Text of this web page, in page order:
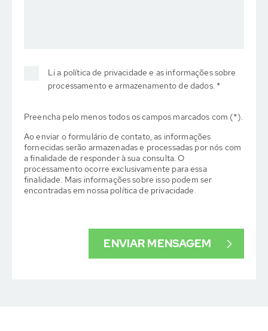
Li a política de privacidade e as informações sobre
processamento e armazenamento de dados. *
Preencha pelo menos todos os campos marcados com (*).
Ao enviar o formulário de contato, as informações
fornecidas serão armazenadas e processadas por nós com
a finalidade de responder à sua consulta. O
processamento ocorre exclusivamente para essa
finalidade. Mais informações sobre isso podem ser
encontradas em nossa política de privacidade.
ENVIAR MENSAGEM